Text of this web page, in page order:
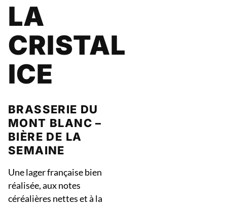
LA
CRISTAL
ICE
BRASSERIE DU
MONT BLANC –
BIÈRE DE LA
SEMAINE
Une lager française bien
réalisée, aux notes
céréalières nettes et à la